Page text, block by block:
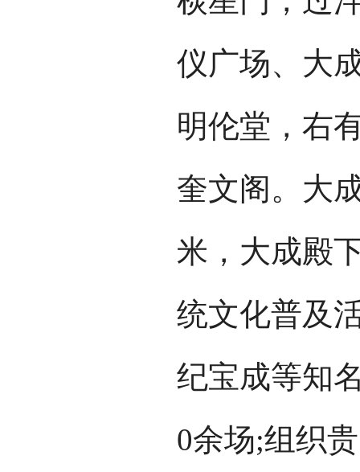
仪广场、大
明伦堂，右
奎文阁。大
米，大成殿
统文化普及
纪宝成等知
0余场;组织